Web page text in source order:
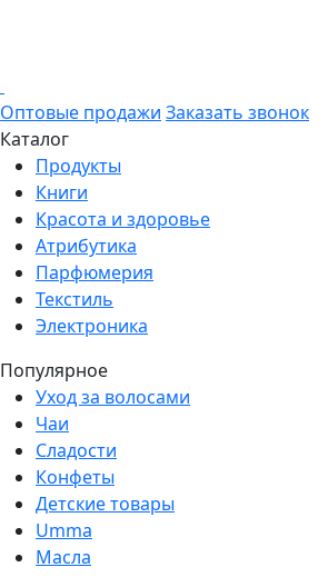
Оптовые продажи Заказать звонок
Каталог
Продукты
Книги
Красота и здоровье
Атрибутика
Парфюмерия
Текстиль
Электроника
Популярное
Уход за волосами
Чаи
Сладости
Конфеты
Детские товары
Umma
Масла